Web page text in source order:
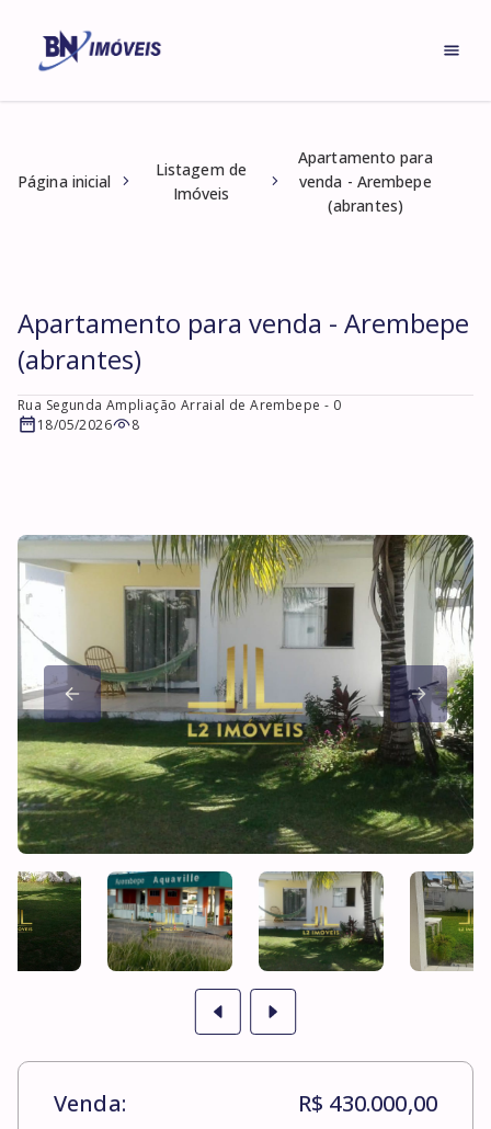
Página inicial
Listagem de
Imóveis
Apartamento para
venda - Arembepe
(abrantes)
Apartamento para venda - Arembepe
(abrantes)
Rua Segunda Ampliação Arraial de Arembepe - 0
18/05/2026
8
Venda: R$ 430.000,00